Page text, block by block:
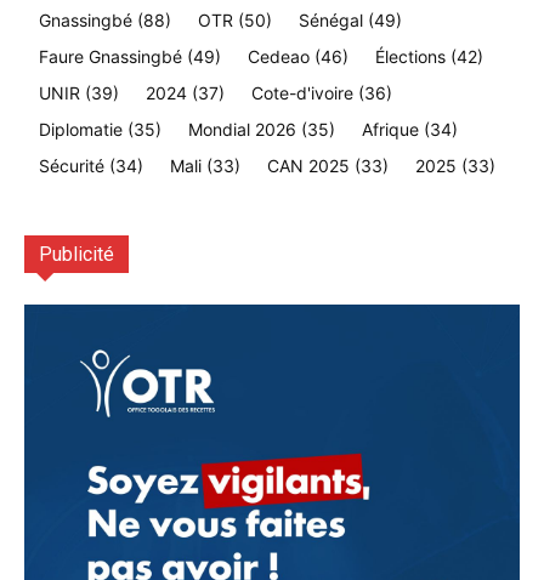
Gnassingbé (88) OTR (50) Sénégal (49)
Faure Gnassingbé (49) Cedeao (46) Élections (42)
UNIR (39) 2024 (37) Cote-d'ivoire (36)
Diplomatie (35) Mondial 2026 (35) Afrique (34)
Sécurité (34) Mali (33) CAN 2025 (33) 2025 (33)
Publicité